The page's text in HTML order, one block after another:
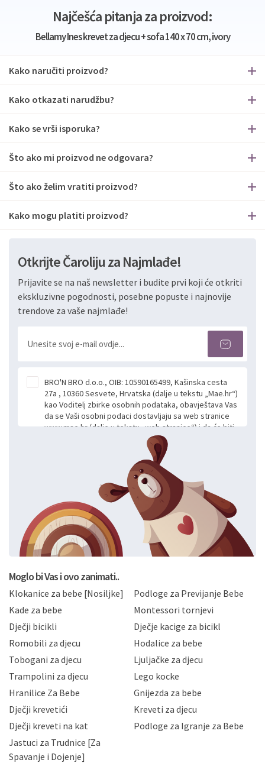
Najčešća pitanja za proizvod:
Bellamy Ines krevet za djecu + sofa 140 x 70 cm, ivory
Kako naručiti proizvod?
Kako otkazati narudžbu?
Kako se vrši isporuka?
Što ako mi proizvod ne odgovara?
Što ako želim vratiti proizvod?
Kako mogu platiti proizvod?
Otkrijte Čaroliju za Najmlađe!
Prijavite se na naš newsletter i budite prvi koji će otkriti
ekskluzivne pogodnosti, posebne popuste i najnovije
trendove za vaše najmlađe!
BRO'N BRO d.o.o., OIB: 10590165499, Kašinska cesta
27a , 10360 Sesvete, Hrvatska (dalje u tekstu „Mae.hr“)
kao Voditelj zbirke osobnih podataka, obavještava Vas
da se Vaši osobni podaci dostavljaju sa web stranice
www.mae.hr (dalje u tekstu „web stranice“) i da će biti
obrađeni. Prihvaćanjem ove Izjave smatra se da
slobodno i izričito dajete privolu za prikupljanje i daljnju
obradu Vaših osobnih podataka koje ustupate Mae.hr
putem ovih web stranica u svrhu odgovora i daljnje
komunikacije na Vaš upit poslan kroz kontakt obrazac.
Radi se o dobrovoljnom davanju podataka te ovu
Izjavu niste dužni prihvatiti odnosno niste dužni unositi
svoje osobne podatke u jednu od prijavnih
formi/obrazaca dostupnih na ovim web stranicama.
BRO'N BRO d.o.o. će s Vašim osobnim podacima
postupati sukladno Općoj uredbi o zaštiti podataka
privatnosti i kolačića koju možete pročitati ovdje i
Hrvatske, a uvijek uz primjenu odgovarajućih tehničkih i
sigurnosnih mjera zaštite osobnih podataka od
neovlaštenog pristupa, zlouporabe, otkrivanja,
gubitka ili uništenja. Mae.hr štiti privatnost svojih
korisnika i posjetitelja web stranica, čuva povjerljivost
Vaših osobnih podataka te omogućava pristup i
priopćavanje osobnih podataka samo onim svojim
zaposlenicima kojima su isti potrebni radi provedbe
slučajevima koji su dozvoljeni zakonima. Napominjemo
da možete u svako doba, u potpunosti ili djelomice,
zatražiti prestanak aktivnosti obrade Vaših osobnih
podataka. Opoziv privole možete podnijeti poštom na
gore navedenu adresu ili e-mailom na adresu:
Moglo bi Vas i ovo zanimati..
Klokanice za bebe [Nosiljke]
Podloge za Previjanje Bebe
Kade za bebe
Montessori tornjevi
Dječji bicikli
Dječje kacige za bicikl
Romobili za djecu
Hodalice za bebe
Tobogani za djecu
Ljuljačke za djecu
Trampolini za djecu
Lego kocke
Hranilice Za Bebe
Gnijezda za bebe
Dječji krevetići
Kreveti za djecu
Dječji kreveti na kat
Podloge za Igranje za Bebe
Jastuci za Trudnice [Za
Spavanje i Dojenje]